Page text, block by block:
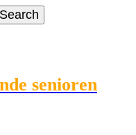
senioren